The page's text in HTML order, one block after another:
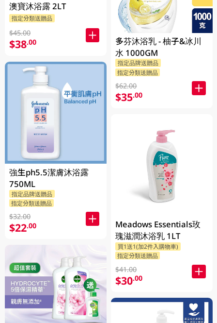
澳寶沐浴露 2LT
指定分類送贈品
$45.00
$38.00
強生ph5.5潔膚沐浴露
750ML
指定品牌送贈品
指定分類送贈品
$32.00
$22.00
多芬沐浴乳 - 柚子&冰川
水 1000GM
指定品牌送贈品
指定分類送贈品
$62.00
$35.00
Meadows Essentials玫
瑰滋潤沐浴乳 1LT
買1送1(加2件入購物車)
指定分類送贈品
$41.00
$30.00